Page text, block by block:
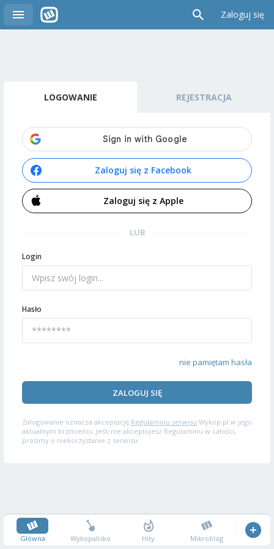
Zaloguj się
LOGOWANIE REJESTRACJA
Zaloguj się z Facebook
Zaloguj się z Apple
LUB
Login
Hasło
nie pamiętam hasła
ZALOGUJ SIĘ
Zalogowanie oznacza akceptację Regulaminu serwisu Wykop.pl w jego
aktualnym brzmieniu. Jeśli nie akceptujesz Regulaminu w całości,
prosimy o niekorzystanie z serwisu.
Główna Wykopalisko Hity Mikroblog